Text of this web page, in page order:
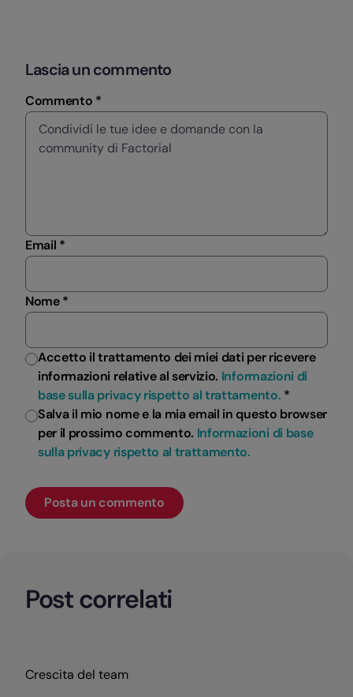
Lascia un commento
Commento *
Email *
Nome *
Accetto il trattamento dei miei dati per ricevere
informazioni relative al servizio. Informazioni di
base sulla privacy rispetto al trattamento. *
Salva il mio nome e la mia email in questo browser
per il prossimo commento. Informazioni di base
sulla privacy rispetto al trattamento.
Post correlati
Categorie
Crescita del team